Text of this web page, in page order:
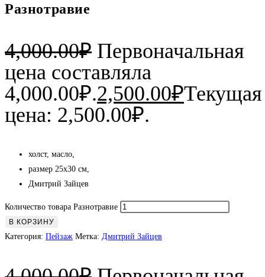
Разнотравие
4,000.00₽ Первоначальная
цена составляла
4,000.00₽.2,500.00₽Текущая
цена: 2,500.00₽.
холст, масло,
размер 25х30 см,
Дмитрий Зайцев
Количество товара Разнотравие
В КОРЗИНУ
Категория: Пейзаж Метка: Дмитрий Зайцев